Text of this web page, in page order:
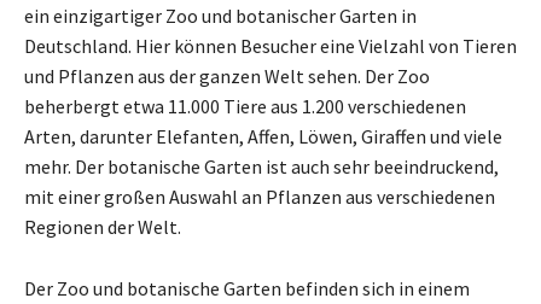
ein einzigartiger Zoo und botanischer Garten in
Deutschland. Hier können Besucher eine Vielzahl von Tieren
und Pflanzen aus der ganzen Welt sehen. Der Zoo
beherbergt etwa 11.000 Tiere aus 1.200 verschiedenen
Arten, darunter Elefanten, Affen, Löwen, Giraffen und viele
mehr. Der botanische Garten ist auch sehr beeindruckend,
mit einer großen Auswahl an Pflanzen aus verschiedenen
Regionen der Welt.
Der Zoo und botanische Garten befinden sich in einem